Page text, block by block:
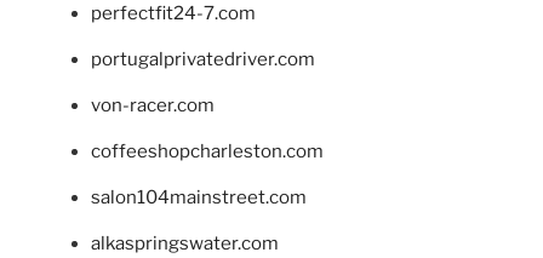
perfectfit24-7.com
portugalprivatedriver.com
von-racer.com
coffeeshopcharleston.com
salon104mainstreet.com
alkaspringswater.com